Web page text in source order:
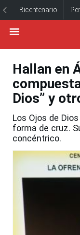
Bicentenario
Hallan en
Dios” y
Los Ojos de
forma de cruz.
concéntrico.